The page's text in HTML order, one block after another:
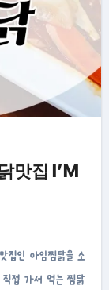
맛집 I’M
직접 가서 먹는 찜닭